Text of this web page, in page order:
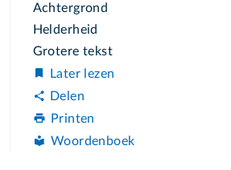
Achtergrond
Helderheid
Grotere tekst
Later lezen
Delen
Printen
Woordenboek